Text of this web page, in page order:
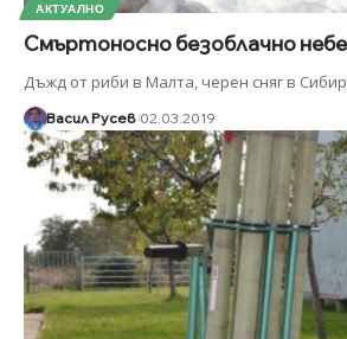
АКТУАЛНО
Смъртоносно безоблачно
Дъжд от риби в Малта, черен сняг в
Васил Русев 02.03.2019